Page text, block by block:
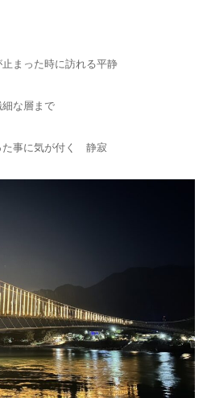
まった時に訪れる平静
な層まで
事に気が付く 静寂